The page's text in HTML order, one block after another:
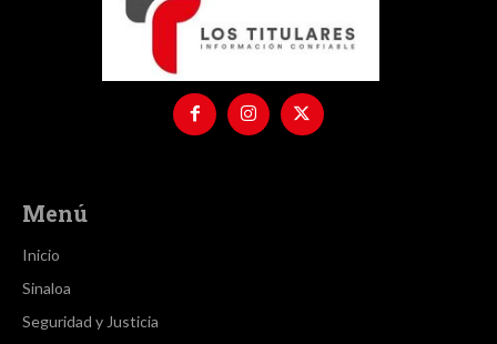
Menú
Inicio
Sinaloa
Seguridad y Justicia